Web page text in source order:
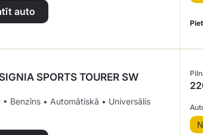
auto
SPORTS TOURER SW
• Benzīns • Automātiskā • Universālis